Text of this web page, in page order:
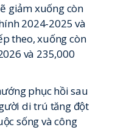
giảm xuống còn
2024-2025 và
theo, xuống còn
và 235,000
phục hồi sau
di trú tăng đột
sống và công